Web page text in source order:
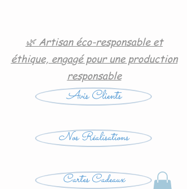
🌿 Artisan éco-responsable et
éthique, engagé pour une production
responsable
Avis Clients
Nos Réalisations
Cartes Cadeaux